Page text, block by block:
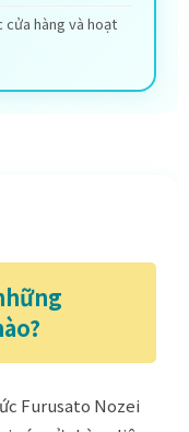
hàng và hoạt
Furusato Nozei